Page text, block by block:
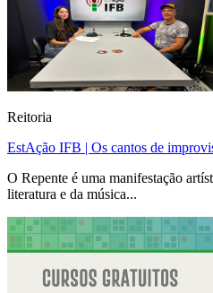
Reitoria
EstAção IFB | Os cantos de
O Repente é uma manifestação
literatura e da música...